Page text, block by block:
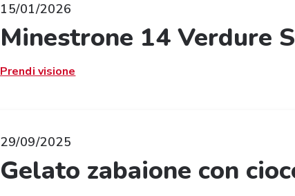
15/01/2026
Minestrone 14 Verdure
Prendi visione
29/09/2025
Gelato zabaione con